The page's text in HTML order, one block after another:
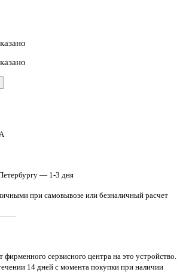
— 1-3 дня
при самовывозе или безналичный расчет
фирменного сервисного центра на это устройство.
14 дней с момента покупки при наличии